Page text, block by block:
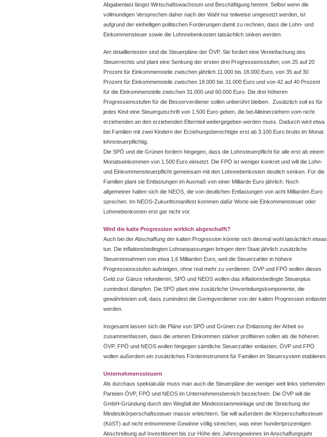
Abgabenlast längst Wirtschaftswachstum und Beschäftigung hemmt. Selbst wenn die
vollmundigen Versprechen daher nach der Wahl nur teilweise umgesetzt werden, ist
aufgrund der einhelligen politischen Forderungen damit zu rechnen, dass die Lohn- und
Einkommensteuer sowie die Lohnnebenkosten tatsächlich sinken werden.
Am detailliertesten sind die Steuerpläne der ÖVP. Sie fordert eine Vereinfachung des
Steuerrechts und plant eine Senkung der ersten drei Progressionsstufen; von 25 auf 20
Prozent für Einkommensteile zwischen jährlich 11.000 bis 18.000 Euro, von 35 auf 30
Prozent für Einkommensteile zwischen 18.000 bis 31.000 Euro und von 42 auf 40 Prozent
für die Einkommensteile zwischen 31.000 und 60.000 Euro. Die drei höheren
Progressionsstufen für die Besserverdiener sollen unberührt bleiben. Zusätzlich soll es für
jedes Kind eine Steuergutschrift von 1.500 Euro geben, die bei Alleinerziehern vom nicht
erziehenden an den erziehenden Elternteil weitergegeben werden muss. Dadurch wird etwa
bei Familien mit zwei Kindern der Erziehungsberechtigte erst ab 3.100 Euro brutto im Monat
lohnsteuerpflichtig.
Die SPÖ und die Grünen fordern hingegen, dass die Lohnsteuerpflicht für alle erst ab einem
Monatseinkommen von 1.500 Euro einsetzt. Die FPÖ ist weniger konkret und will die Lohn-
und Einkommensteuerpflicht gemeinsam mit den Lohnnebenkosten deutlich senken. Für die
Familien plant sie Entlastungen im Ausmaß von einer Milliarde Euro jährlich. Noch
allgemeiner halten sich die NEOS, die von deutlichen Entlastungen von acht Milliarden Euro
sprechen. Im NEOS-Zukunftsmanifest kommen dafür Worte wie Einkommensteuer oder
Lohnnebenkosten erst gar nicht vor.
Wird die kalte Progression wirklich abgeschafft?
Auch bei der Abschaffung der kalten Progression könnte sich diesmal wohl tatsächlich etwas
tun. Die inflationsbedingten Lohnanpassungen bringen dem Staat jährlich zusätzliche
Steuereinnahmen von etwa 1,6 Milliarden Euro, weil die Steuerzahler in höhere
Progressionsstufen aufsteigen, ohne real mehr zu verdienen. ÖVP und FPÖ wollen dieses
Geld zur Gänze refundieren, SPÖ und NEOS wollen das inflationsbedingte Steuerplus
zumindest dämpfen. Die SPÖ plant eine zusätzliche Umverteilungskomponente, die
gewährleisten soll, dass zumindest die Geringverdiener von der kalten Progression entlastet
werden.
Insgesamt lassen sich die Pläne von SPÖ und Grünen zur Entlastung der Arbeit so
zusammenfassen, dass die unteren Einkommen stärker profitieren sollen als die höheren.
ÖVP, FPÖ und NEOS wollen hingegen sämtliche Steuerzahler entlasten. ÖVP und FPÖ
wollen außerdem ein zusätzliches Förderinstrument für Familien im Steuersystem etablieren.
Unternehmenssteuern
Als durchaus spektakulär muss man auch die Steuerpläne der weniger weit links stehenden
Parteien ÖVP, FPÖ und NEOS im Unternehmensbereich bezeichnen. Die ÖVP will die
GmbH-Gründung durch den Wegfall der Mindeststammeinlage und die Streichung der
Mindestkörperschaftssteuer massiv erleichtern. Sie will außerdem die Körperschaftssteuer
(KöST) auf nicht entnommene Gewinne völlig streichen, was einer hundertprozentigen
Abschreibung auf Investitionen bis zur Höhe des Jahresgewinnes im Anschaffungsjahr